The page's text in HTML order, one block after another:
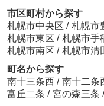
市区町村から探す
札幌市中央区 / 札幌市
札幌市東区 / 札幌市手
札幌市南区 / 札幌市清
町名から探す
南十三条西 / 南十二条
富丘二条 / 宮の森三条 /